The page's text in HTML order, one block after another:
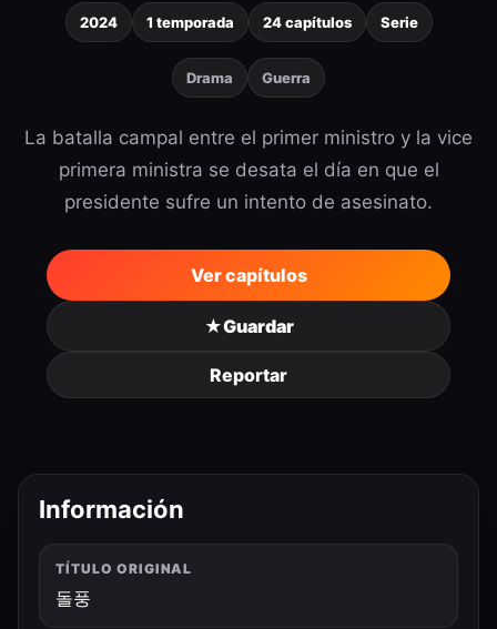
2024 1 temporada 24 capítulos Serie
Drama Guerra
La batalla campal entre el primer ministro y la vice
primera ministra se desata el día en que el
presidente sufre un intento de asesinato.
Ver capítulos
★Guardar
Reportar
Información
TÍTULO ORIGINAL
돌풍